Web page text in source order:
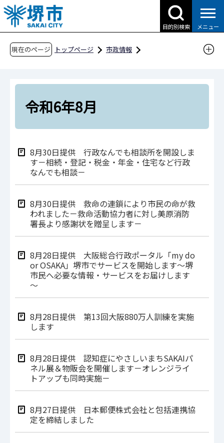
こ
の
ペ
目的別検索 メニュー
現在のページ トップページ
市政情報
報道提供資料
過去の報道提供資料
令和6年
令和6年8月
令和6年8月
8月30日提供 行政なんでも相談所を開設しま
す－相続・登記・税金・年金・住宅など行政
なんでも相談－
8月30日提供 救命の連鎖により市民の命が救
われました－救命活動協力者に対し美原消防
署長より感謝状を贈呈します－
8月28日提供 大阪総合行政ポータル「my do
or OSAKA」堺市でサービスを開始します～堺
市民へ必要な情報・サービスをお届けします
～
8月28日提供 第13回大阪880万人訓練を実施
します
8月28日提供 認知症にやさしいまちSAKAIパ
ネル展＆物販会を開催します－オレンジライ
トアップも同時実施－
8月27日提供 日本郵便株式会社と包括連携協
定を締結しました